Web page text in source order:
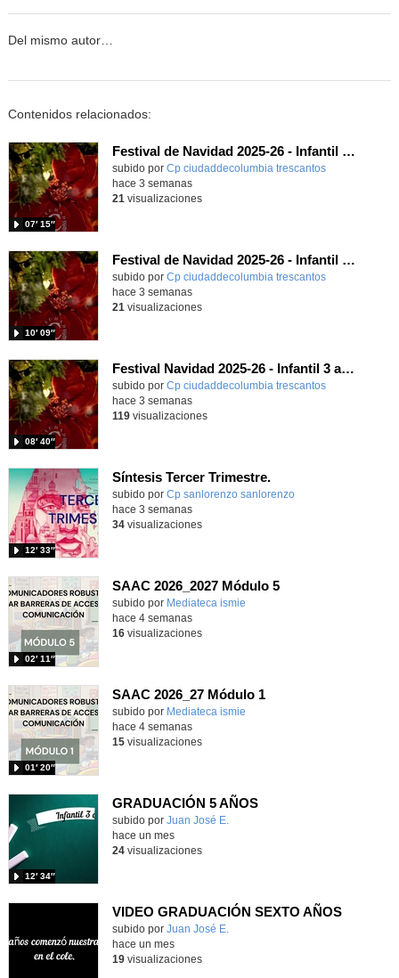
Del mismo autor…
Contenidos relacionados:
Festival de Navidad 2025-26 - Infantil 5 años
subido por Cp ciudaddecolumbia trescantos
07′ 15″
-
hace 3 semanas
21 visualizaciones
Festival de Navidad 2025-26 - Infantil 4 años
subido por Cp ciudaddecolumbia trescantos
10′ 09″
-
hace 3 semanas
21 visualizaciones
Festival Navidad 2025-26 - Infantil 3 años
subido por Cp ciudaddecolumbia trescantos
08′ 40″
-
hace 3 semanas
119visualizaciones
Síntesis Tercer Trimestre.
Contenido educativo.
subido por Cp sanlorenzo sanlorenzo
12′ 33″
-
hace 3 semanas
34visualizaciones
SAAC 2026_2027 Módulo 5
subido por Mediateca ismie
02′ 11″
hace 4 semanas
16visualizaciones
SAAC 2026_27 Módulo 1
subido por Mediateca ismie
01′ 20″
hace 4 semanas
15visualizaciones
GRADUACIÓN 5 AÑOS
Contenido educativo.
subido por Juan José E.
12′ 34″
hace un mes
24visualizaciones
VIDEO GRADUACIÓN SEXTO AÑOS
Contenido educativo.
subido por Juan José E.
hace un mes
19visualizaciones